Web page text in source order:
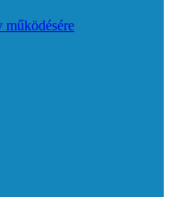
működésére